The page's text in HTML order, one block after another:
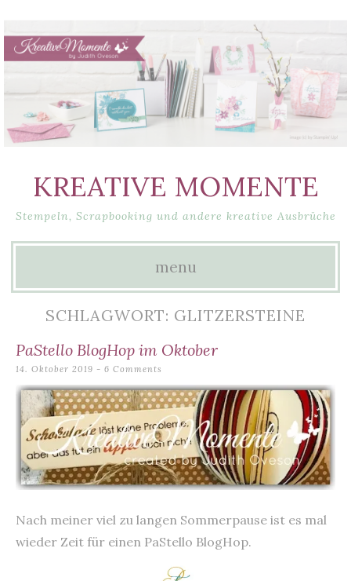
KREATIVE MOMENTE
Stempeln, Scrapbooking und andere kreative Ausbrüche
menu
content
SCHLAGWORT: GLITZERSTEINE
PaStello BlogHop im Oktober
14. Oktober 2019 6 Comments
Nach meiner viel zu langen Sommerpause ist es mal
wieder Zeit für einen PaStello BlogHop.